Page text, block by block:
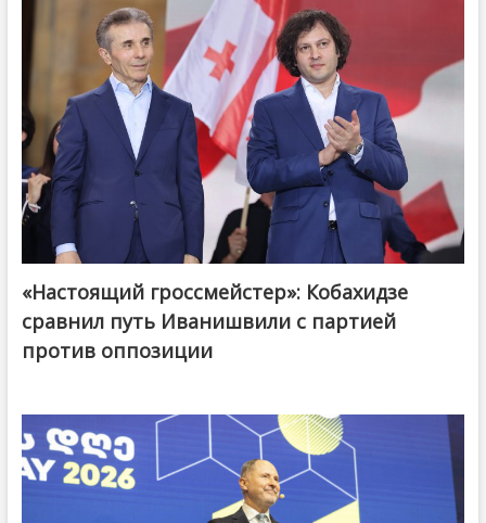
@ქართული ოცნება / Georgian Dream
«Настоящий гроссмейстер»: Кобахидзе
сравнил путь Иванишвили с партией
против оппозиции